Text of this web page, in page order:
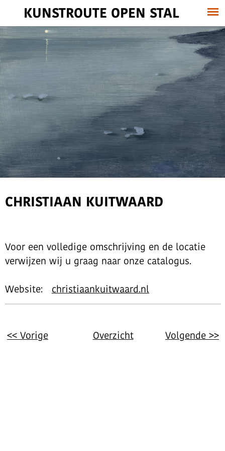
KUNSTROUTE OPEN STAL
CHRISTIAAN KUITWAARD
Voor een volledige omschrijving en de locatie
verwijzen wij u graag naar onze catalogus.
Website: christiaankuitwaard.nl
<< Vorige Overzicht Volgende >>